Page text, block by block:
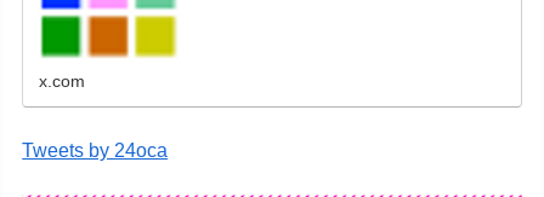
x.com
Tweets by 24oca